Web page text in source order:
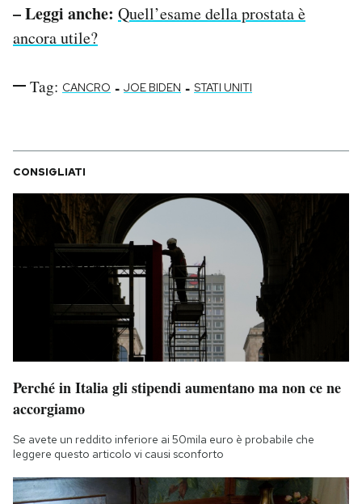
– Leggi anche: Quell’esame della prostata è
ancora utile?
Tag: CANCRO - JOE BIDEN - STATI UNITI
CONSIGLIATI
Perché in Italia gli stipendi aumentano ma non ce ne
accorgiamo
Se avete un reddito inferiore ai 50mila euro è probabile che
leggere questo articolo vi causi sconforto